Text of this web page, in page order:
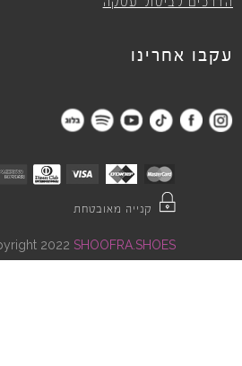
עקבו אחרינו
קנייה מאובטחת
2022 SHOOFRA.SHOES